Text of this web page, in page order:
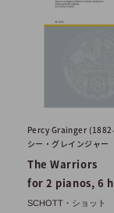
Percy Grainger
シー・グレインジャー
The Warriors
for 2 pianos, 6
SCHOTT・ショット